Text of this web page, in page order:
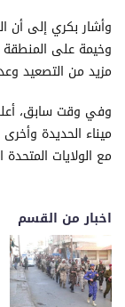
وأشار بكري إلى أن
وخيمة على
مزيد من التصعيد
وفي وقت سابق،
ميناء الحديدة
مع الولايات المتحدة
اخبار من القسم